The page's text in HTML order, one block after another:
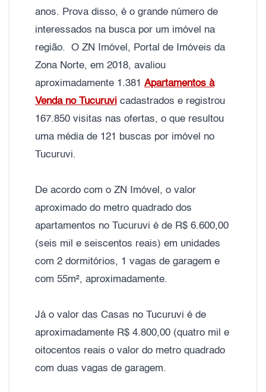
anos. Prova disso, é o grande número de
interessados na busca por um imóvel na
região. O ZN Imóvel, Portal de Imóveis da
Zona Norte, em 2018, avaliou
aproximadamente 1.381 Apartamentos à
Venda no Tucuruvi cadastrados e registrou
167.850 visitas nas ofertas, o que resultou
uma média de 121 buscas por imóvel no
Tucuruvi.
De acordo com o ZN Imóvel, o valor
aproximado do metro quadrado dos
apartamentos no Tucuruvi é de R$ 6.600,00
(seis mil e seiscentos reais) em unidades
com 2 dormitórios, 1 vagas de garagem e
com 55m², aproximadamente.
Já o valor das Casas no Tucuruvi é de
aproximadamente R$ 4.800,00 (quatro mil e
oitocentos reais o valor do metro quadrado
com duas vagas de garagem.